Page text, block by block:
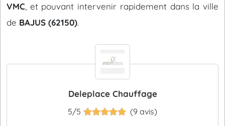
VMC , et pouvant intervenir rapidement dans la ville
de BAJUS (62150).
Deleplace Chauffage
5/5 (9 avis)